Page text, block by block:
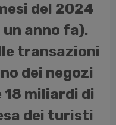
del 2024
anno fa).
transazioni
dei negozi
miliardi di
dei turisti